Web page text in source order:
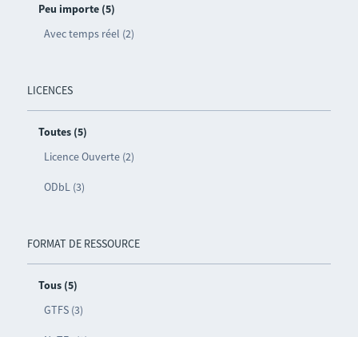
Peu importe (5)
Avec temps réel (2)
LICENCES
Toutes (5)
Licence Ouverte (2)
ODbL (3)
FORMAT DE RESSOURCE
Tous (5)
GTFS (3)